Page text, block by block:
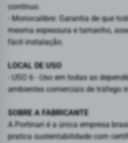
contínuo.
- Monocalibre: Garantia de que
mesma espessura e tamanho,
fácil instalação.
LOCAL DE USO
- USO 6 - Uso em todas as
ambientes comerciais de tráfego
SOBRE A FABRICANTE
A Portinari é a única empresa
pratica sustentabilidade com